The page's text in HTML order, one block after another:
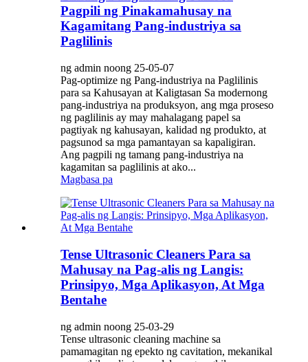
Pagpili ng Pinakamahusay na
Kagamitang Pang-industriya sa
Paglilinis
ng admin noong 25-05-07
Pag-optimize ng Pang-industriya na Paglilinis
para sa Kahusayan at Kaligtasan Sa modernong
pang-industriya na produksyon, ang mga proseso
ng paglilinis ay may mahalagang papel sa
pagtiyak ng kahusayan, kalidad ng produkto, at
pagsunod sa mga pamantayan sa kapaligiran.
Ang pagpili ng tamang pang-industriya na
kagamitan sa paglilinis at ako...
Magbasa pa
Tense Ultrasonic Cleaners Para sa
Mahusay na Pag-alis ng Langis:
Prinsipyo, Mga Aplikasyon, At Mga
Bentahe
ng admin noong 25-03-29
Tense ultrasonic cleaning machine sa
pamamagitan ng epekto ng cavitation, mekanikal